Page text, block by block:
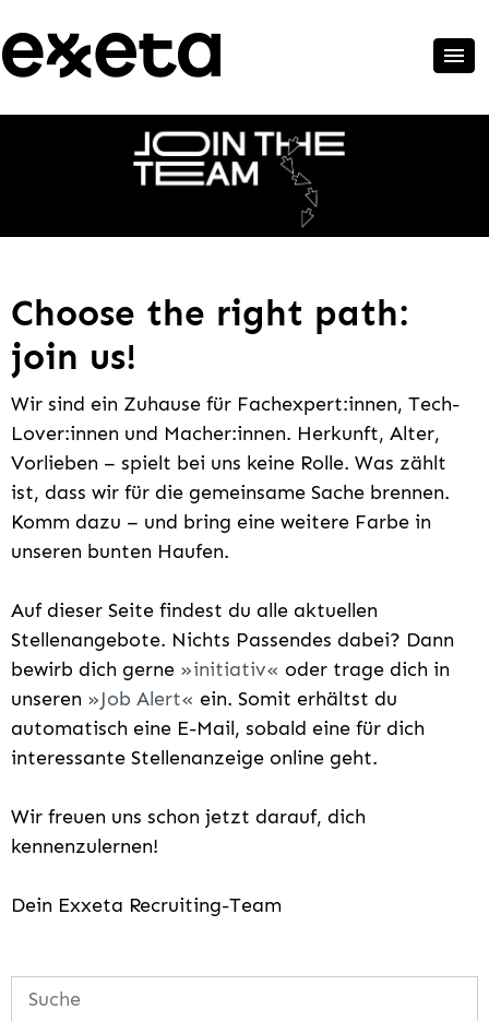
Choose the right path:
join us!
Wir sind ein Zuhause für Fachexpert:innen, Tech-
Lover:innen und Macher:innen. Herkunft, Alter,
Vorlieben – spielt bei uns keine Rolle. Was zählt
ist, dass wir für die gemeinsame Sache brennen.
Komm dazu – und bring eine weitere Farbe in
unseren bunten Haufen.
Auf dieser Seite findest du alle aktuellen
Stellenangebote. Nichts Passendes dabei? Dann
bewirb dich gerne
initiativ
oder trage dich in
unseren
Job Alert
ein. Somit erhältst du
automatisch eine E-Mail, sobald eine für dich
interessante Stellenanzeige online geht.
Wir freuen uns schon jetzt darauf, dich
kennenzulernen!
Dein Exxeta Recruiting-Team